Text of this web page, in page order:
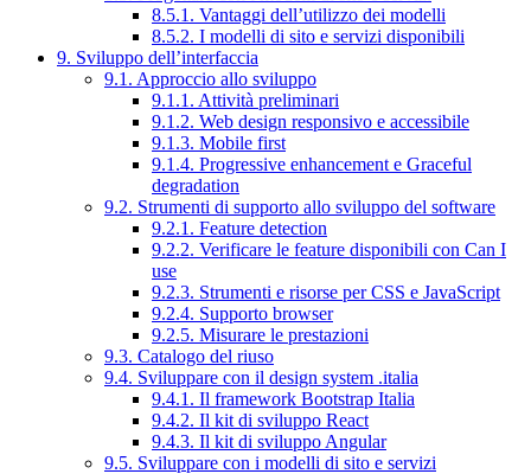
8.5.1. Vantaggi dell’utilizzo dei modelli
8.5.2. I modelli di sito e servizi disponibili
9. Sviluppo dell’interfaccia
9.1. Approccio allo sviluppo
9.1.1. Attività preliminari
9.1.2. Web design responsivo e accessibile
9.1.3. Mobile first
9.1.4. Progressive enhancement e Graceful
degradation
9.2. Strumenti di supporto allo sviluppo del software
9.2.1. Feature detection
9.2.2. Verificare le feature disponibili con Can I
use
9.2.3. Strumenti e risorse per CSS e JavaScript
9.2.4. Supporto browser
9.2.5. Misurare le prestazioni
9.3. Catalogo del riuso
9.4. Sviluppare con il design system .italia
9.4.1. Il framework Bootstrap Italia
9.4.2. Il kit di sviluppo React
9.4.3. Il kit di sviluppo Angular
9.5. Sviluppare con i modelli di sito e servizi